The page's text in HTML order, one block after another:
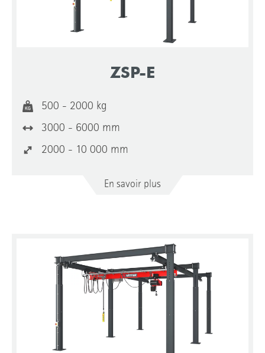
ZSP-E
500 - 2000 kg
3000 - 6000 mm
2000 - 10 000 mm
En savoir plus